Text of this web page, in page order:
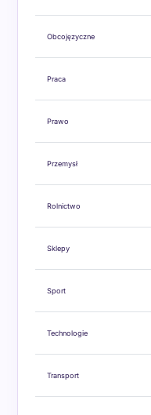
Obcojęzyczne
Praca
Prawo
Przemysł
Rolnictwo
Sklepy
Sport
Technologie
Transport